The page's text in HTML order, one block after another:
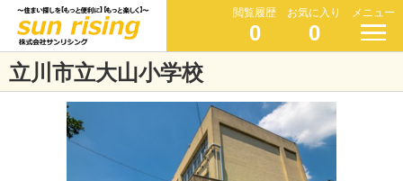
閲覧履歴
0
お気に入り
0
メニュー
立川市立大山小学校